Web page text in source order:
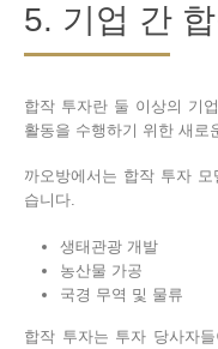
5. 기업 간
합작 투자란 둘 이상의 기
활동을 수행하기 위한 새로
까오방에서는 합작 투자
습니다.
생태관광 개발
농산물 가공
국경 무역 및 물류
합작 투자는 투자 당사자